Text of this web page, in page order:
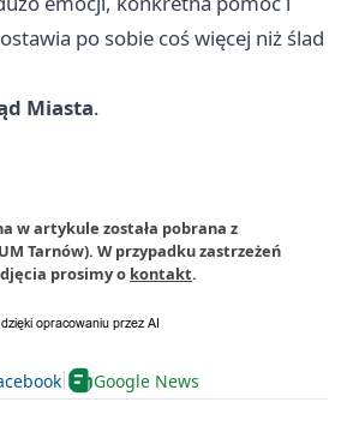
po sobie coś więcej niż ślad
Miasta.
w artykule została pobrana z
Tarnów). W przypadku zastrzeżeń
prosimy o kontakt.
Google News